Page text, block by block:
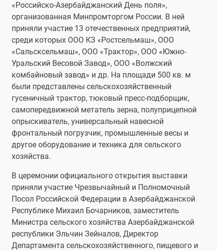
«Российско-Азербайджанский День поля»,
организованная Минпромторгом России. В ней
приняли участие 13 отечественных предприятий,
среди которых ООО КЗ «Ростсельмаш», ООО
«Сальсксельмаш», ООО «Трактор», ООО «Южно-
Уральский Весовой Завод», ООО «Волжский
комбайновый завод» и др. На площади 500 кв. м
были представлены сельскохозяйственный
гусеничный трактор, тюковый пресс-подборщик,
самопередвижной метатель зерна, полуприцепной
опрыскиватель, универсальный навесной
фронтальный погрузчик, промышленные весы и
другое оборудование и техника для сельского
хозяйства.
В церемонии официального открытия выставки
приняли участие Чрезвычайный и Полномочный
Посол Российской Федерации в Азербайджанской
Республике Михаил Бочарников, заместитель
Министра сельского хозяйства Азербайджанской
республики Эльчин Зейналов, Директор
Департамента сельскохозяйственного, пищевого и